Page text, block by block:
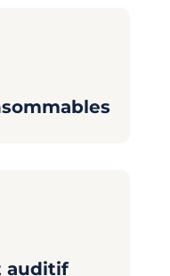
auditif